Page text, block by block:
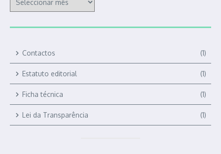
Contactos (1)
Estatuto editorial (1)
Ficha técnica (1)
Lei da Transparência (1)